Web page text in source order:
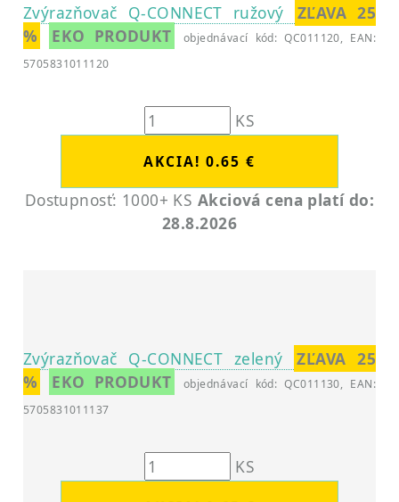
Zvýrazňovač Q-CONNECT ružový
ZĽAVA 25
%
EKO PRODUKT
objednávací kód: QC011120, EAN:
5705831011120
KS
Dostupnosť: 1000+ KS Akciová cena platí do:
28.8.2026
Zvýrazňovač Q-CONNECT zelený
ZĽAVA 25
%
EKO PRODUKT
objednávací kód: QC011130, EAN:
5705831011137
KS